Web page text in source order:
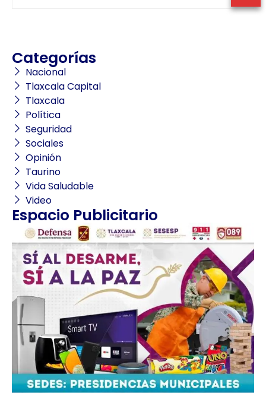
Categorías
Nacional
Tlaxcala Capital
Tlaxcala
Política
Seguridad
Sociales
Opinión
Taurino
Vida Saludable
Video
Espacio Publicitario